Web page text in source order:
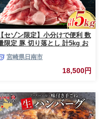
【セゾン限定】小分けで便利 数
限定 豚 切り落とし 計5kg お
パック 個包装 万能食材 おす
すめ おかず 食品 炒め物 お弁当
豚丼 豚しゃぶ しゃぶしゃぶ 焼
答 プレゼント おすそ分け 宮
県 日南市 送料無料_CCV2-26
宮崎県日南市
18,500円